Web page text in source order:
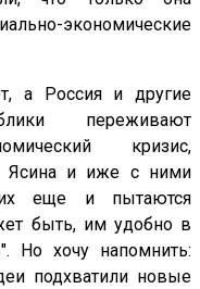
экономические
а Россия и другие
переживают
кризис,
Ясина и иже с ними
еще и пытаются
быть, им удобно в
Но хочу напомнить:
подхватили новые